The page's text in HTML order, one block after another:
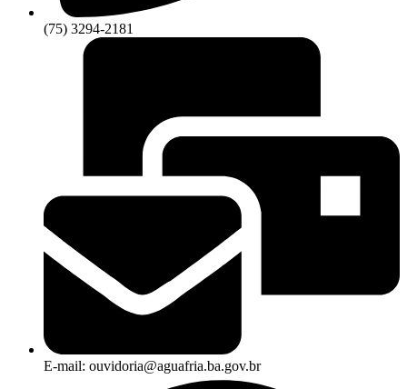
(75) 3294-2181
E-mail: ouvidoria@aguafria.ba.gov.br